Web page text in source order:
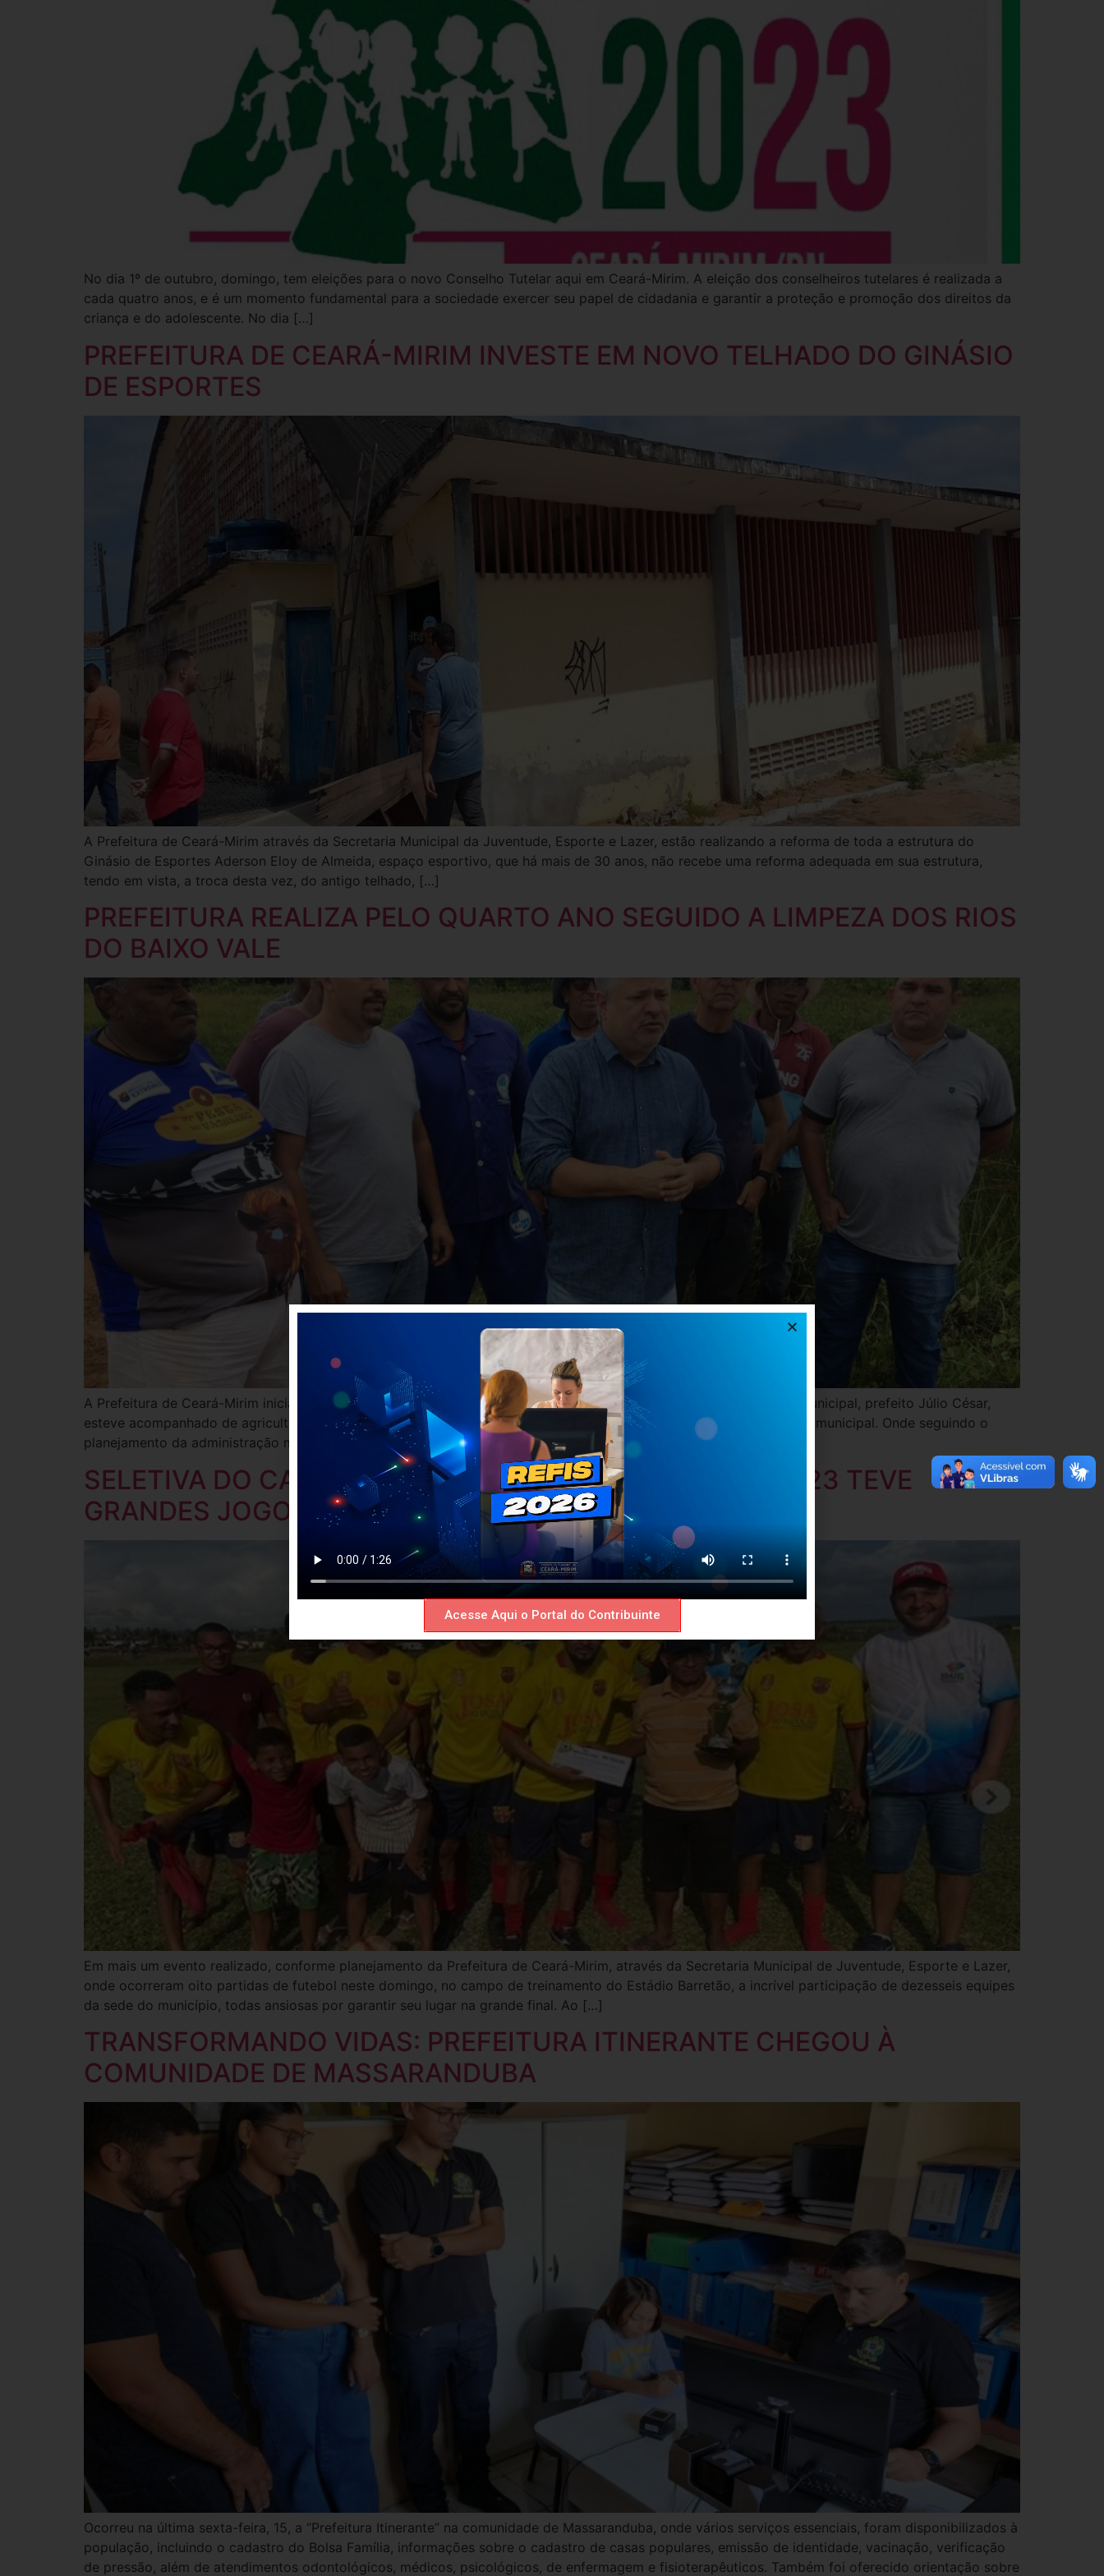
No dia 1º de outubro, domingo, tem eleições para o novo Conselho Tutelar aqui em Ceará-Mirim. A eleição dos conselheiros tutelares é realizada a
cada quatro anos, e é um momento fundamental para a sociedade exercer seu papel de cidadania e garantir a proteção e promoção dos direitos da
criança e do adolescente. No dia […]
PREFEITURA DE CEARÁ-MIRIM INVESTE EM NOVO TELHADO DO GINÁSIO
DE ESPORTES
A Prefeitura de Ceará-Mirim através da Secretaria Municipal da Juventude, Esporte e Lazer, estão realizando a reforma de toda a estrutura do
Ginásio de Esportes Aderson Eloy de Almeida, espaço esportivo, que há mais de 30 anos, não recebe uma reforma adequada em sua estrutura,
tendo em vista, a troca desta vez, do antigo telhado, […]
PREFEITURA REALIZA PELO QUARTO ANO SEGUIDO A LIMPEZA DOS RIOS
DO BAIXO VALE
A Prefeitura de Ceará-Mirim iniciará pelo quarto ano consecutivo a limpeza dos rios do Baixo Vale, onde o gestor municipal, prefeito Júlio César,
esteve acompanhado de agricultores, representantes da empresa que realizará o serviço e colaboradores da gestão municipal. Onde seguindo o
planejamento da administração municipal, a prefeitura, aguardou a passagem do período das chuvas, […]
SELETIVA DO CAMPEONATO MUNICIPAL DE FUTEBOL 2023 TEVE
GRANDES JOGOS
Em mais um evento realizado, conforme planejamento da Prefeitura de Ceará-Mirim, através da Secretaria Municipal de Juventude, Esporte e Lazer,
onde ocorreram oito partidas de futebol neste domingo, no campo de treinamento do Estádio Barretão, a incrível participação de dezesseis equipes
da sede do município, todas ansiosas por garantir seu lugar na grande final. Ao […]
TRANSFORMANDO VIDAS: PREFEITURA ITINERANTE CHEGOU À
COMUNIDADE DE MASSARANDUBA
Ocorreu na última sexta-feira, 15, a “Prefeitura Itinerante” na comunidade de Massaranduba, onde vários serviços essenciais, foram disponibilizados à
população, incluindo o cadastro do Bolsa Família, informações sobre o cadastro de casas populares, emissão de identidade, vacinação, verificação
de pressão, além de atendimentos odontológicos, médicos, psicológicos, de enfermagem e fisioterapêuticos. Também foi oferecido orientação sobre
Acesse Aqui o Portal do Contribuinte